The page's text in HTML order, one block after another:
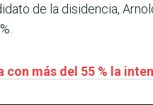
de la disidencia,
más del 55 % la